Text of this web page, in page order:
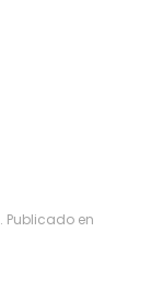
. Publicado en